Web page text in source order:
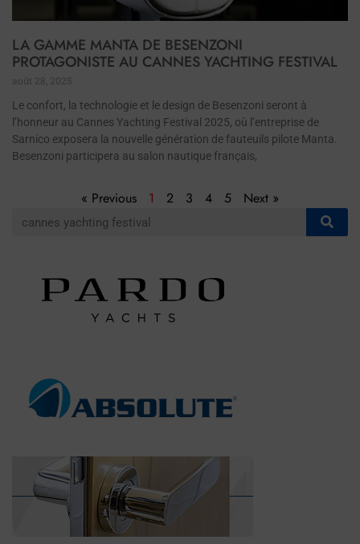
LA GAMME MANTA DE BESENZONI
PROTAGONISTE AU CANNES YACHTING FESTIVAL
août 28, 2025
Le confort, la technologie et le design de Besenzoni seront à
l’honneur au Cannes Yachting Festival 2025, où l’entreprise de
Sarnico exposera la nouvelle génération de fauteuils pilote Manta.
Besenzoni participera au salon nautique français,
« Previous 1 2 3 4 5 Next »